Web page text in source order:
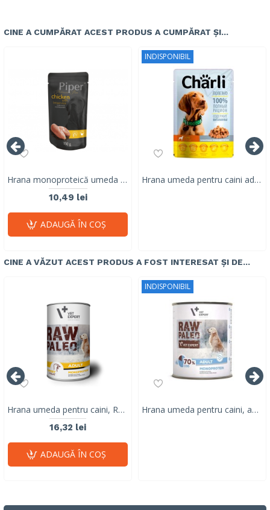
CINE A CUMPĂRAT ACEST PRODUS A CUMPĂRAT ȘI...
Hrana monoproteică umeda pentru caini adulti Piper Pure, pui & orez brun, 150g
10,49 lei
ADAUGĂ ÎN COŞ
INDISPONIBIL
Hrana umeda pentru caini adulti, CHARLI, pui, 100 G
CINE A VĂZUT ACEST PRODUS A FOST INTERESAT ȘI DE...
Hrana umeda pentru caini, RAW PALEO, adult, carne de curcan, conserva monoproteica, 400 g
16,32 lei
ADAUGĂ ÎN COŞ
INDISPONIBIL
Hrana umeda pentru caini, adult, RAW PALEO, cod, 800 g